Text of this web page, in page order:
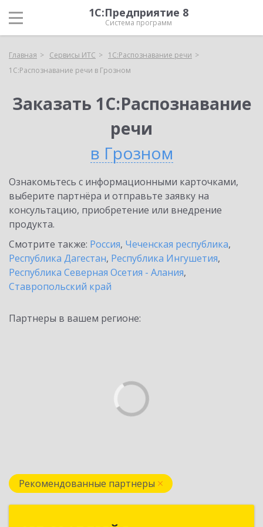
1С:Предприятие 8
Система программ
Главная Сервисы ИТС
1С:Распознавание речи
1С:Распознавание речи в Грозном
Заказать 1С:Распознавание
речи
в Грозном
Ознакомьтесь с информационными карточками,
выберите партнёра и отправьте заявку на
консультацию, приобретение или внедрение
продукта.
Смотрите также: Россия, Чеченская республика,
Республика Дагестан, Республика Ингушетия,
Республика Северная Осетия - Алания,
Ставропольский край
Партнеры в вашем регионе:
Рекомендованные партнеры